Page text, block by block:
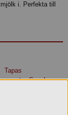
i. Perfekta till
Tapas
Snacks